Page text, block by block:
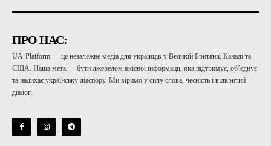
ПРО НАС:
UA-Platform — це незалежне медіа для українців у Великій Британії, Канаді та
США. Наша мета — бути джерелом якісної інформації, яка підтримує, об’єднує
та надихає українську діаспору. Ми віримо у силу слова, чесність і відкритий
діалог.